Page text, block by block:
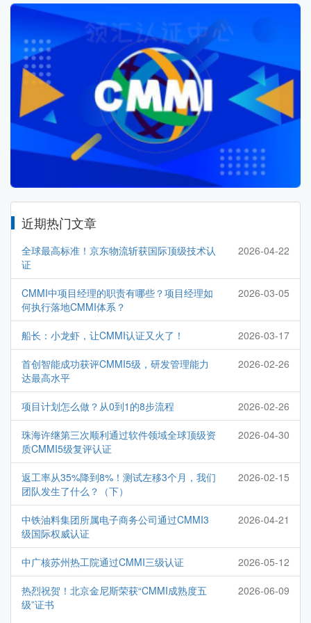
近期热门文章
全球最高标准！京东物流斩获国际顶级技术认
证
2026-04-22
CMMI中项目经理的职责有哪些？项目经理如
何执行落地CMMI体系？
2026-03-05
船长：小龙虾，让CMMI认证又火了！ 2026-03-17
首创智能成功获评CMMI5级，研发管理能力
达最高水平
2026-02-26
项目计划怎么做？从0到1的8步流程 2026-02-26
珠海许继第三次顺利通过软件领域全球顶级资
质CMMI5级复评认证
2026-04-30
返工率从35%降到8%！测试左移3个月，我们
团队发生了什么？（下）
2026-02-15
中铁油料集团所属电子商务公司通过CMMI3
级国际权威认证
2026-04-21
中广核苏州热工院通过CMMI三级认证 2026-05-12
热烈祝贺！北京金尼斯荣获“CMMI成熟度五
级”证书
2026-06-09